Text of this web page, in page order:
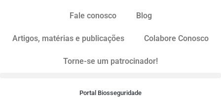
Fale conosco Blog
Artigos, matérias e publicações Colabore Conosco
Torne-se um patrocinador!
Portal Biosseguridade